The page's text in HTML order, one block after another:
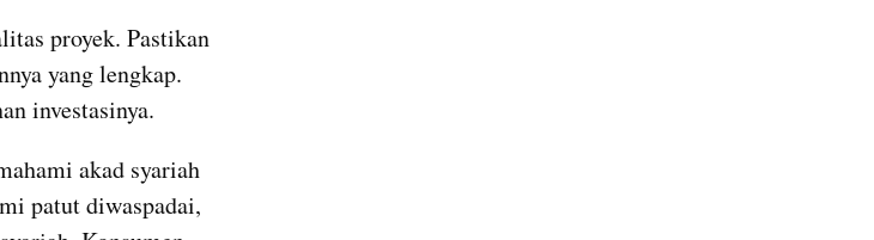
proyek. Pastikan
yang lengkap.
investasinya.
akad syariah
patut diwaspadai,